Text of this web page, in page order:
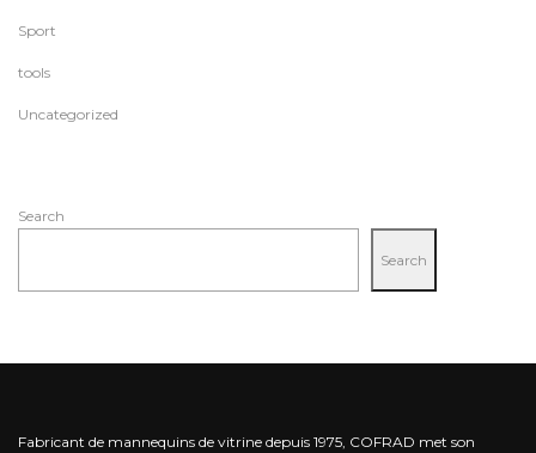
Sport
tools
Uncategorized
Search
Search
Fabricant de mannequins de vitrine depuis 1975, COFRAD met son